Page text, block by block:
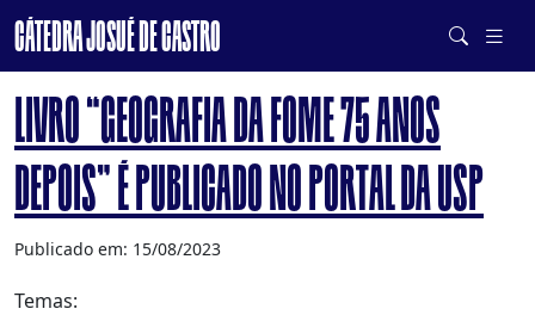
CÁTEDRA JOSUÉ DE CASTRO
DE SISTEMAS ALIMENTARES SAUDÁVEIS E SUSTENTÁVEIS
LIVRO “GEOGRAFIA DA FOME 75 ANOS
DEPOIS” É PUBLICADO NO PORTAL DA USP
Publicado em: 15/08/2023
Temas: